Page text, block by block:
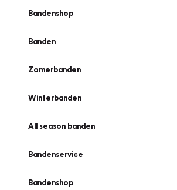
Bandenshop
Banden
Zomerbanden
Winterbanden
All season banden
Bandenservice
Bandenshop